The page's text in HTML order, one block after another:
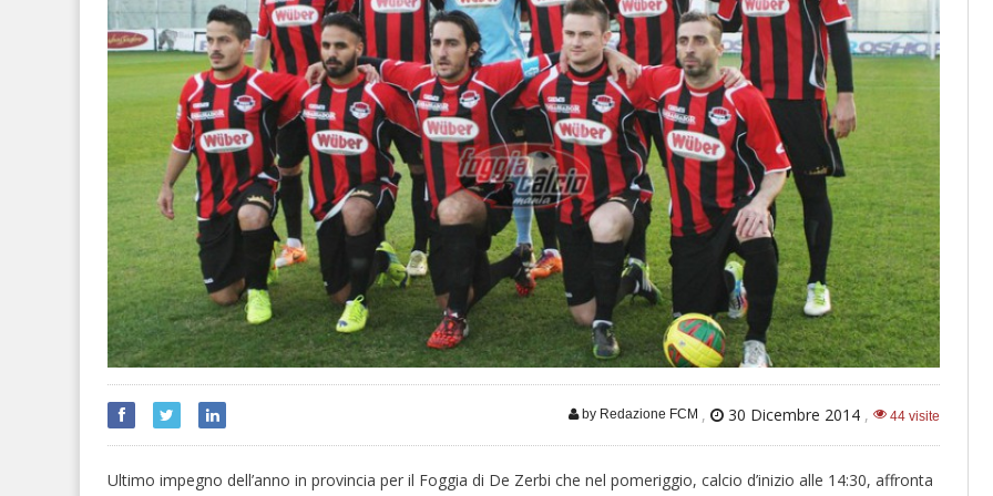
by Redazione FCM , 30 Dicembre 2014 , 44 visite
Ultimo impegno dell’anno in provincia per il Foggia di De Zerbi che nel pomeriggio, calcio d’inizio alle 14:30, affronta